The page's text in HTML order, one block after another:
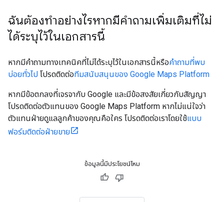
ฉันต้องทำอย่างไรหากมีคำถามเพิ่มเติมที่ไม่
ได้ระบุไว้ในเอกสารนี้
หากมีคำถามทางเทคนิคที่ไม่ได้ระบุไว้ในเอกสารนี้หรือคำถามที่พบ
บ่อยทั่วไป โปรดติดต่อทีมสนับสนุนของ Google Maps Platform
หากมีข้อตกลงที่เจรจากับ Google และมีข้อสงสัยเกี่ยวกับสัญญา
โปรดติดต่อตัวแทนของ Google Maps Platform หากไม่แน่ใจว่า
ตัวแทนฝ่ายดูแลลูกค้าของคุณคือใคร โปรดติดต่อเราโดยใช้แบบ
ฟอร์มติดต่อฝ่ายขาย
ข้อมูลนี้มีประโยชน์ไหม